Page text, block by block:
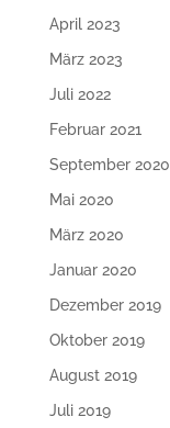
April 2023
März 2023
Juli 2022
Februar 2021
September 2020
Mai 2020
März 2020
Januar 2020
Dezember 2019
Oktober 2019
August 2019
Juli 2019